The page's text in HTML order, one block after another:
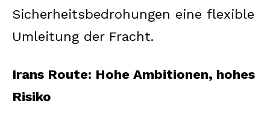
Sicherheitsbedrohungen eine flexible
Umleitung der Fracht.
Irans Route: Hohe Ambitionen, hohes
Risiko